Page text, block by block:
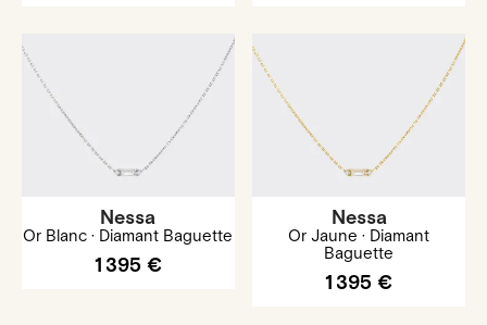
Nessa
Or Blanc · Diamant Baguette
1 395 €
Nessa
Or Jaune · Diamant
Baguette
1 395 €